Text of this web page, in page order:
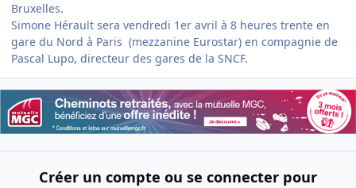
Bruxelles.
Simone Hérault sera vendredi 1er avril à 8 heures trente en
gare du Nord à Paris (mezzanine Eurostar) en compagnie de
Pascal Lupo, directeur des gares de la SNCF.
Créer un compte ou se connecter pour